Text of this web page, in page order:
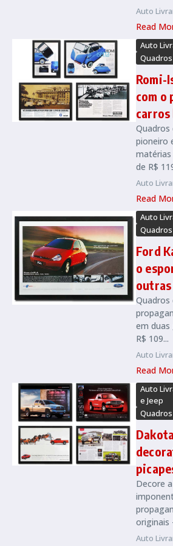
Auto
Read
Auto
Romi-
com o
pioneiro
de R$
Auto
Read
Auto
Ford
o
em duas
R$ 109...
Auto
Read
Auto
e Jeep
Decore
originais
Auto